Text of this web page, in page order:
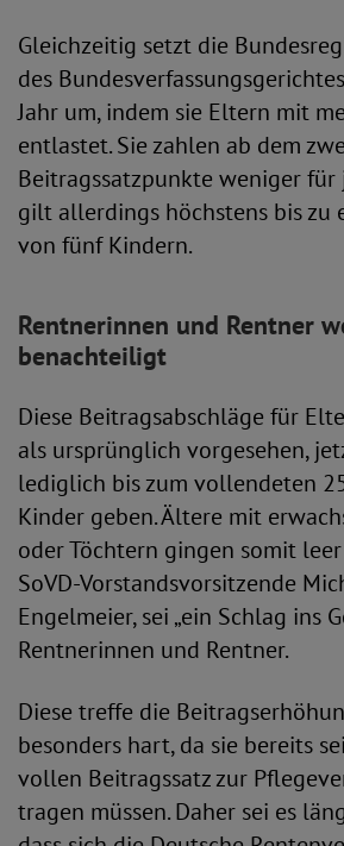
Gleichzeitig setzt die
des
Jahr um, indem sie Eltern mit
entlastet. Sie zahlen ab dem
Beitragssatzpunkte weniger für
gilt allerdings höchstens bis zu
von fünf Kindern.
Rentnerinnen und Rentner
benachteiligt
Diese Beitragsabschläge für
als ursprünglich vorgesehen,
lediglich bis zum vollendeten
Kinder geben. Ältere mit
oder Töchtern gingen somit leer
SoVD-Vorstandsvorsitzende
Engelmeier, sei „ein Schlag ins
Rentnerinnen und Rentner.
Diese treffe die
besonders hart, da sie bereits
vollen Beitragssatz zur
tragen müssen. Daher sei es